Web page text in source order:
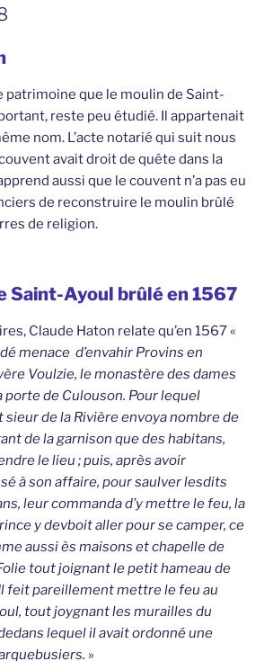
patrimoine que le moulin de Saint-
reste peu étudié. Il appartenait
nom. L’acte notarié qui suit nous
avait droit de quête dans la
aussi que le couvent n’a pas eu
de reconstruire le moulin brûlé
de religion.
Saint-Ayoul brûlé en 1567
Claude Haton relate qu’en 1567 «
menace d’envahir Provins en
Voulzie, le monastère des dames
porte de Culouson. Pour lequel
sieur de la Rivière envoya nombre de
de la garnison que des habitans,
le lieu ; puis, après avoir
à son affaire, pour saulver lesdits
leur commanda d’y mettre le feu, la
y devboit aller pour se camper, ce
aussi ès maisons et chapelle de
tout joignant le petit hameau de
feit pareillement mettre le feu au
tout joygnant les murailles du
lequel il avait ordonné une
»